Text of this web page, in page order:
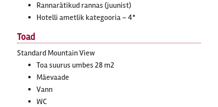
Rannarätikud rannas (juunist)
Hotelli ametlik kategooria – 4*
Toad
Standard Mountain View
Toa suurus umbes 28 m2
Mäevaade
Vann
WC